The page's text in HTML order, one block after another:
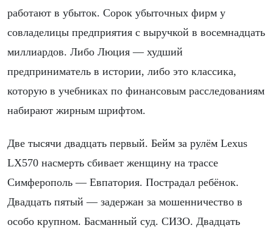
работают в убыток. Сорок убыточных фирм у
совладелицы предприятия с выручкой в восемнадцать
миллиардов. Либо Люция — худший
предприниматель в истории, либо это классика,
которую в учебниках по финансовым расследованиям
набирают жирным шрифтом.
Две тысячи двадцать первый. Бейм за рулём Lexus
LX570 насмерть сбивает женщину на трассе
Симферополь — Евпатория. Пострадал ребёнок.
Двадцать пятый — задержан за мошенничество в
особо крупном. Басманный суд. СИЗО. Двадцать